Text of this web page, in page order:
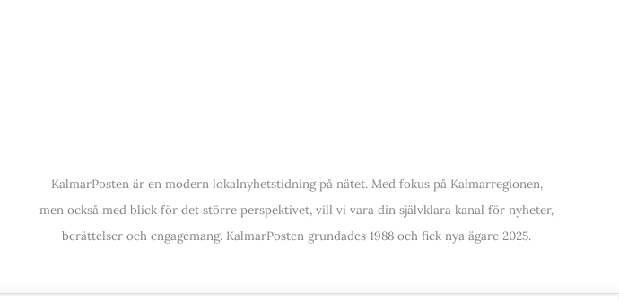
KalmarPosten är en modern lokalnyhetstidning på nätet. Med fokus på Kalmarregionen,
men också med blick för det större perspektivet, vill vi vara din självklara kanal för nyheter,
berättelser och engagemang. KalmarPosten grundades 1988 och fick nya ägare 2025.